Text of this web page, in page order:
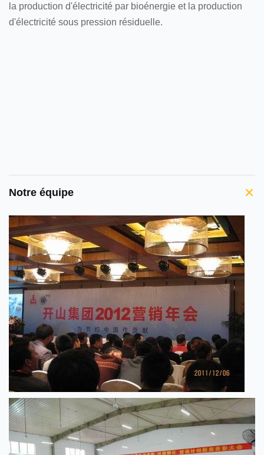
la production d'électricité par bioénergie et la production
d'électricité sous pression résiduelle.
Notre équipe